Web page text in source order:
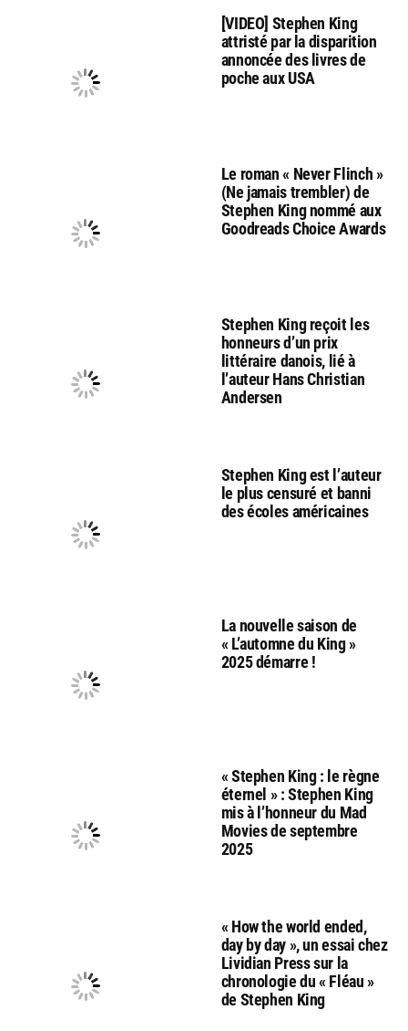
[VIDEO] Stephen King
attristé par la disparition
annoncée des livres de
poche aux USA
Le roman « Never Flinch »
(Ne jamais trembler) de
Stephen King nommé aux
Goodreads Choice Awards
Stephen King reçoit les
honneurs d’un prix
littéraire danois, lié à
l’auteur Hans Christian
Andersen
Stephen King est l’auteur
le plus censuré et banni
des écoles américaines
La nouvelle saison de
« L’automne du King »
2025 démarre !
« Stephen King : le règne
éternel » : Stephen King
mis à l’honneur du Mad
Movies de septembre
2025
« How the world ended,
day by day », un essai chez
Lividian Press sur la
chronologie du « Fléau »
de Stephen King